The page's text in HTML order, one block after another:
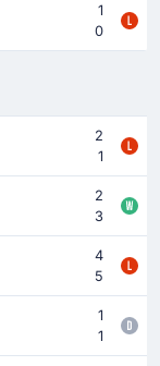
1
0
2
1
2
3
4
5
1
1